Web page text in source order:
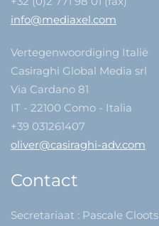
info@mediaxel.com
Vertegenwoordiging Italië
Casiraghi Global Media srl
Via Cardano 81
IT - 22100 Como - Italia
+39 031261407
oliver@casiraghi-adv.com
Contact
Secretariaat : Pascale Cloots